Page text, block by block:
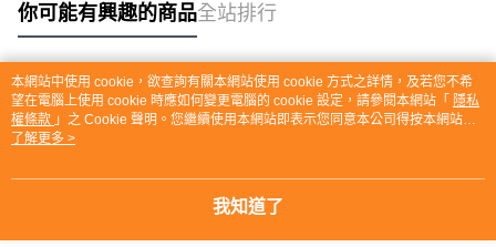
你可能有興趣的商品全站排行
熱門標籤
本網站中使用 cookie，欲查詢有關本網站使用 cookie 方式之詳情，及若您不希
望在電腦上使用 cookie 時應如何變更電腦的 cookie 設定，請參閱本網站「 隱私
權條款 」之 Cookie 聲明。您繼續使用本網站即表示您同意本公司得按本網站使
用條款之 Cookie 聲明使用 cookie。
了解更多 >
我知道了